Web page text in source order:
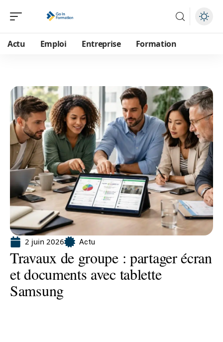
Actu Emploi Entreprise Formation
2 juin 2026 Actu
Travaux de groupe : partager écran
et documents avec tablette
Samsung